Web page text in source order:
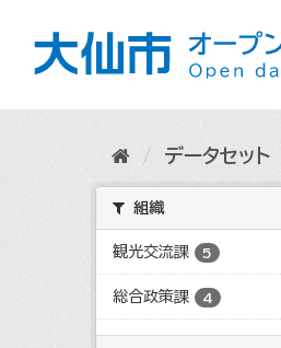
データセット
組織
観光交流課 5
総合政策課 4